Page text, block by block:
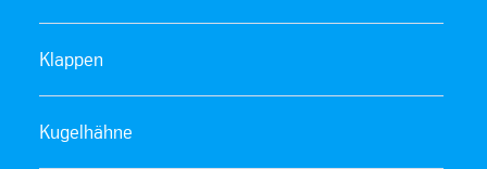
Klappen
Kugelhähne